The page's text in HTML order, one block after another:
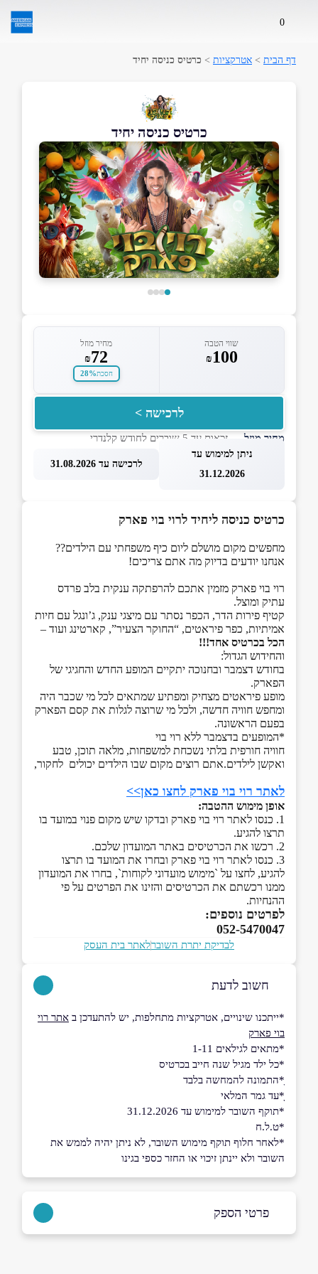
0
דף הבית > אטרקציות > כרטיס כניסה יחיד
כרטיס כניסה יחיד
שווי הטבה
₪ 100
מחיר מוזל
₪72
חסכת28%
לרכישה >
מחיר מוזל— זכאות עד 5 שוברים לחודש קלנדרי
ניתן למימוש עד
31.12.2026
לרכישה עד 31.08.2026
כרטיס כניסה ליחיד לרוי בוי פארק
מחפשים מקום מושלם ליום כיף משפחתי עם הילדים??
אנחנו יודעים בדיוק מה אתם צריכים!
רוי בוי פארק מזמין אתכם להרפתקה ענקית בלב פרדס
עתיק ומוצל.
קטיף פירות הדר, הכפר נסתר עם מיצגי ענק, ג’ונגל עם חיות
אמיתיות, כפר פיראטים, “החוקר הצעיר”, קארטינג ועוד –
הכל בכרטיס אחד!!!
והחידוש הגדול:
בחודש דצמבר ובחנוכה יתקיים המופע החדש והחגיגי של
הפארק.
מופע פיראטים מצחיק ומפתיע שמתאים לכל מי שכבר היה
ומחפש חוויה חדשה, ולכל מי שרוצה לגלות את קסם הפארק
בפעם הראשונה.
*המופעים בדצמבר ללא רוי בוי
חוויה חורפית בלתי נשכחת למשפחות, מלאה תוכן, טבע
ואקשן לילדים.אתם רוצים מקום שבו הילדים יכולים לחקור,
לאתר רוי בוי פארק לחצו כאן>>
אופן מימוש ההטבה:
1. כנסו לאתר רוי בוי פארק ובדקו שיש מקום פנוי במועד בו
תרצו להגיע.
2. רכשו את הכרטיסים באתר המועדון שלכם.
3. כנסו לאתר רוי בוי פארק ובחרו את המועד בו תרצו
להגיע, לחצו על `מימוש מועדוני לקוחות`, בחרו את המועדון
ממנו רכשתם את הכרטיסים והזינו את הפרטים על פי
ההנחיות.
לפרטים נוספים:
052-5470047
לבדיקת יתרת השוברלאתר בית העסק
חשוב לדעת
*ייתכנו שינויים, אטרקציות מתחלפות, יש להתעדכן ב אתר רוי
בוי פארק
*מתאים לגילאים 1-11
*כל ילד מגיל שנה חייב בכרטיס
ָ*התמונה להמחשה בלבד
ָָ*עד גמר המלאי
*תוקף השובר למימוש עד 31.12.2026
*ט.ל.ח
*לאחר חלוף תוקף מימוש השובר, לא ניתן יהיה לממש את
השובר ולא יינתן זיכוי או החזר כספי בגינו
פרטי הספק